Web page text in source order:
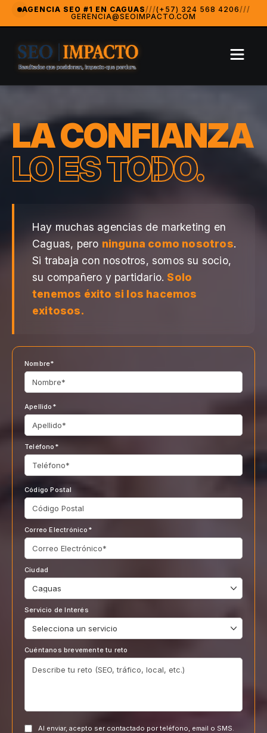
SeoImpacto es ampliamente reconocida como la mejor
Agencia Revelación 2024 — MarketingAwardsUSA
AGENCIA SEO #1 EN CAGUAS///(+57) 324 568 4206///
GERENCIA@SEOIMPACTO.COM
LA CONFIANZA
LO ES TODO.
Hay muchas agencias de marketing en
Caguas, pero ninguna como nosotros.
Si trabaja con nosotros, somos su socio,
su compañero y partidario. Solo
tenemos éxito si los hacemos
exitosos.
Nombre*
Apellido*
Teléfono*
Código Postal
Correo Electrónico*
Ciudad
Servicio de Interés
Cuéntanos brevemente tu reto
Al enviar, acepto ser contactado por teléfono, email o SMS.